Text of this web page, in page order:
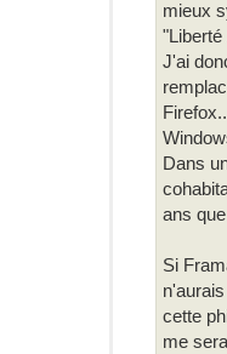
mieux
"Liberté
J'ai
Dans
ans
Si
cette
me